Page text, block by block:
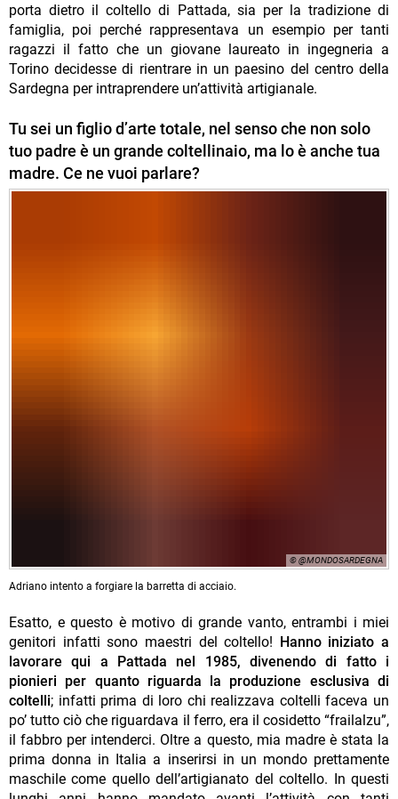
porta dietro il coltello di Pattada, sia per la tradizione di
famiglia, poi perché rappresentava un esempio per tanti
ragazzi il fatto che un giovane laureato in ingegneria a
Torino decidesse di rientrare in un paesino del centro della
Sardegna per intraprendere un’attività artigianale.
Tu sei un figlio d’arte totale, nel senso che non solo
tuo padre è un grande coltellinaio, ma lo è anche tua
madre. Ce ne vuoi parlare?
© @MONDOSARDEGNA
Adriano intento a forgiare la barretta di acciaio.
Esatto, e questo è motivo di grande vanto, entrambi i miei
genitori infatti sono maestri del coltello! Hanno iniziato a
lavorare qui a Pattada nel 1985, divenendo di fatto i
pionieri per quanto riguarda la produzione esclusiva di
coltelli; infatti prima di loro chi realizzava coltelli faceva un
po’ tutto ciò che riguardava il ferro, era il cosidetto “frailalzu”,
il fabbro per intenderci. Oltre a questo, mia madre è stata la
prima donna in Italia a inserirsi in un mondo prettamente
maschile come quello dell’artigianato del coltello. In questi